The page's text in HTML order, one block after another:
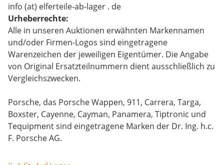
info (at) elferteile-ab-lager . de
Urheberrechte:
Alle in unseren Auktionen erwähnten Markennamen
und/oder Firmen-Logos sind eingetragene
Warenzeichen der jeweiligen Eigentümer. Die Angabe
von Original Ersatzteilnummern dient ausschließlich zu
Vergleichszwecken.
Porsche, das Porsche Wappen, 911, Carrera, Targa,
Boxster, Cayenne, Cayman, Panamera, Tiptronic und
Tequipment sind eingetragene Marken der Dr. Ing. h.c.
F. Porsche AG.